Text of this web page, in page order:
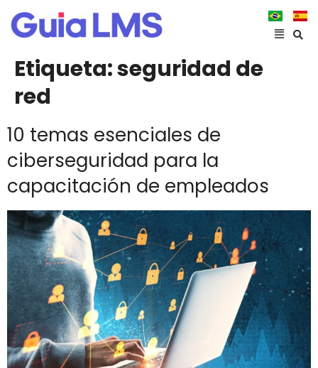
Etiqueta:seguridad de
red
10 temas esenciales de
ciberseguridad para la
capacitación de empleados